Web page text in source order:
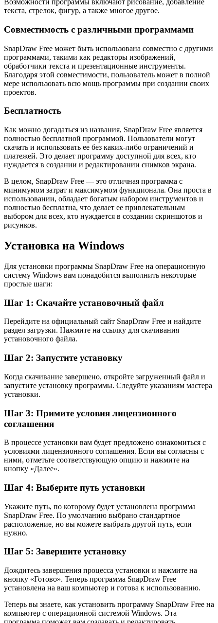
Возможности программы включают рисование, добавление
текста, стрелок, фигур, а также многое другое.
Совместимость с различными программами
SnapDraw Free может быть использована совместно с другими
программами, такими как редакторы изображений,
обработчики текста и презентационные инструменты.
Благодаря этой совместимости, пользователь может в полной
мере использовать всю мощь программы при создании своих
проектов.
Бесплатность
Как можно догадаться из названия, SnapDraw Free является
полностью бесплатной программой. Пользователи могут
скачать и использовать ее без каких-либо ограничений и
платежей. Это делает программу доступной для всех, кто
нуждается в создании и редактировании снимков экрана.
В целом, SnapDraw Free — это отличная программа с
минимумом затрат и максимумом функционала. Она проста в
использовании, обладает богатым набором инструментов и
полностью бесплатна, что делает ее привлекательным
выбором для всех, кто нуждается в создании скриншотов и
рисунков.
Установка на Windows
Для установки программы SnapDraw Free на операционную
систему Windows вам понадобится выполнить некоторые
простые шаги:
Шаг 1: Скачайте установочный файл
Перейдите на официальный сайт SnapDraw Free и найдите
раздел загрузки. Нажмите на ссылку для скачивания
установочного файла.
Шаг 2: Запустите установку
Когда скачивание завершено, откройте загруженный файл и
запустите установку программы. Следуйте указаниям мастера
установки.
Шаг 3: Примите условия лицензионного
соглашения
В процессе установки вам будет предложено ознакомиться с
условиями лицензионного соглашения. Если вы согласны с
ними, отметьте соответствующую опцию и нажмите на
кнопку «Далее».
Шаг 4: Выберите путь установки
Укажите путь, по которому будет установлена программа
SnapDraw Free. По умолчанию выбрано стандартное
расположение, но вы можете выбрать другой путь, если
нужно.
Шаг 5: Завершите установку
Дождитесь завершения процесса установки и нажмите на
кнопку «Готово». Теперь программа SnapDraw Free
установлена на ваш компьютер и готова к использованию.
Теперь вы знаете, как установить программу SnapDraw Free на
компьютер с операционной системой Windows. Эта